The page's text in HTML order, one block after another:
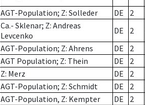
AGT-Population; Z: Solleder DE 2
Ca.- Sklenar; Z: Andreas
Levcenko
DE 2
AGT-Population; Z: Ahrens DE 2
AGT Population; Z: Thein DE 2
Z: Merz DE 2
AGT-Population; Z: Schmidt DE 2
AGT-Population, Z: Kempter DE 2